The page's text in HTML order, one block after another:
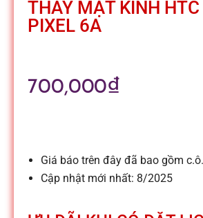
i
l
-
THAY MẶT KÍNH HTC
PIXEL 6A
700,000₫
Giá báo trên đây đã bao gồm
Cập nhật mới nhất: 8/2025